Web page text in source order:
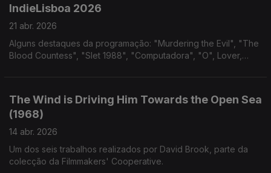
IndieLisboa 2026
21 abr. 2026
Alguns destaques da programação: "Murdering the Evil", "The
Blood Countess", "Slet 1988", "Computadora", "O", Lover,
The Wind is Driving Him Towards the Open Sea
(1968)
14 abr. 2026
Um dos seis trabalhos realizados por David Brook, parte da
colecção da Filmmakers' Cooperative.